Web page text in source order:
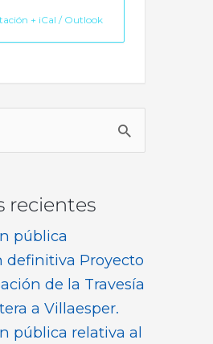
+ iCal / Outlook
recientes
pública
definitiva Proyecto
de la Travesía
a Villaesper.
pública relativa al